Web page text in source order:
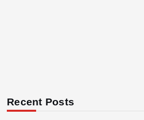
Recent Posts